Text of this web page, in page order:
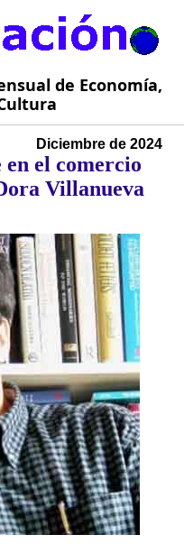
de Economía,
Diciembre de 2024
el comercio
Villanueva